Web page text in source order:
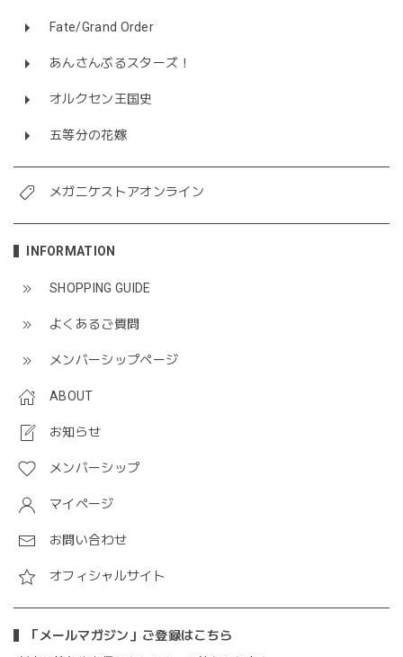
Fate/Grand Order
あんさんぶるスターズ！
オルクセン王国史
五等分の花嫁
メガニケストアオンライン
INFORMATION
SHOPPING GUIDE
よくあるご質問
メンバーシップページ
ABOUT
お知らせ
メンバーシップ
マイページ
お問い合わせ
オフィシャルサイト
「メールマガジン」ご登録はこちら